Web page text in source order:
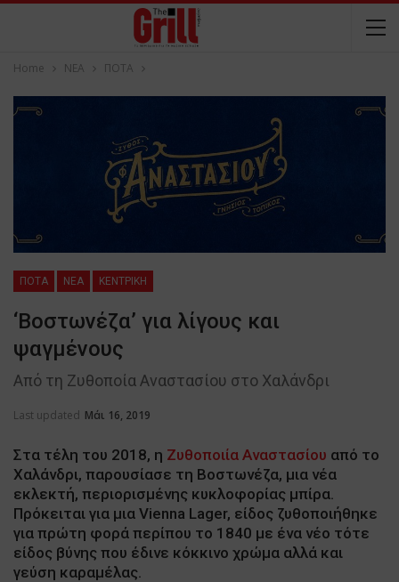
Home NEA ΠΟΤΑ
ΠΟΤΑ NEA ΚΕΝΤΡΙΚΗ
‘Βοστωνέζα’ για λίγους και
ψαγμένους
Από τη Ζυθοποία Αναστασίου στο Χαλάνδρι
Last updated Μάι 16, 2019
Στα τέλη του 2018, η Ζυθοποιία Αναστασίου από το
Χαλάνδρι, παρουσίασε τη Βοστωνέζα, μια νέα
εκλεκτή, περιορισμένης κυκλοφορίας μπίρα.
Πρόκειται για μια Vienna Lager, είδος ζυθοποιήθηκε
για πρώτη φορά περίπου το 1840 με ένα νέο τότε
είδος βύνης που έδινε κόκκινο χρώμα αλλά και
γεύση καραμέλας.